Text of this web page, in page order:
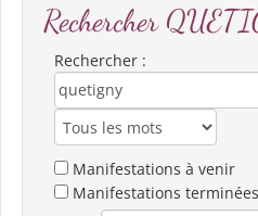
Rechercher
Rechercher :
Manifestations à venir
Manifestations terminées